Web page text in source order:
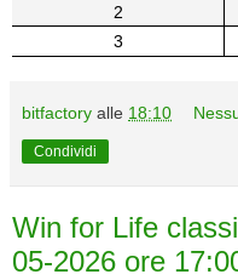
2
3
bitfactory alle 18:10
Condividi
Win for Life
05-2026 ore